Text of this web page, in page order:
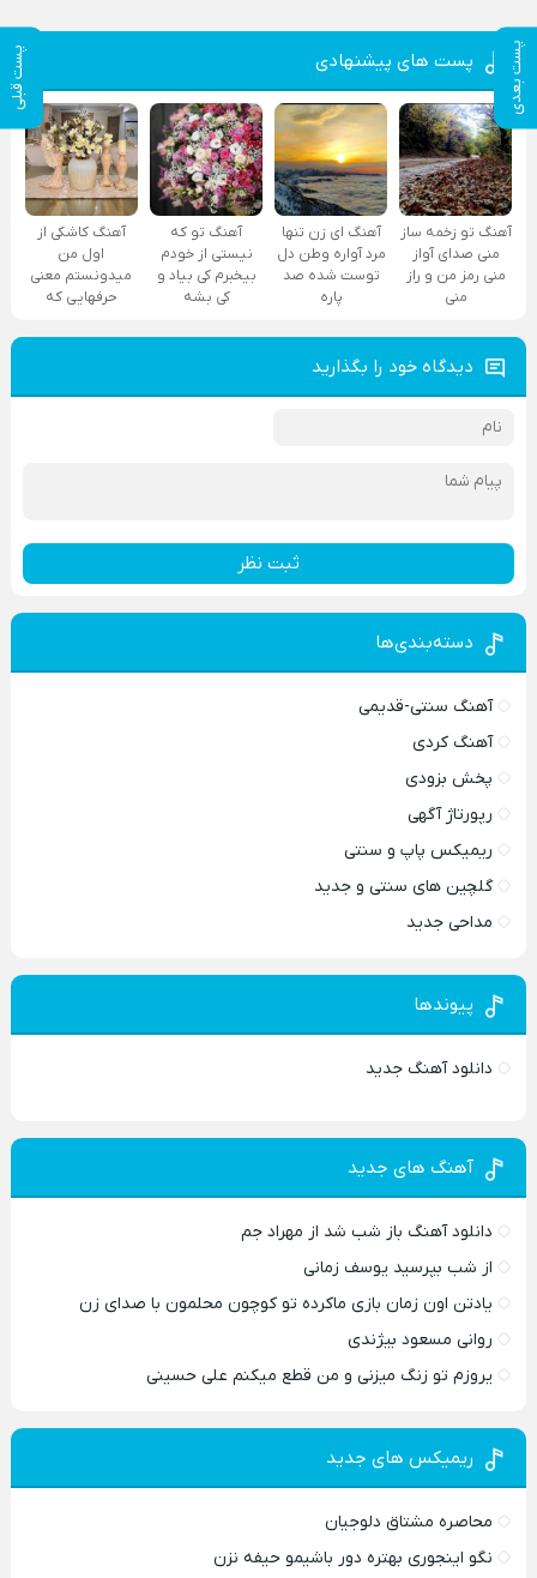
پست بعدی پست قبلی پست های پیشنهادی
آهنگ تو زخمه ساز
منی صدای آواز
منی رمز من و راز
منی
آهنگ ای زن تنها
مرد آواره وطن دل
توست شده صد
پاره
آهنگ تو که
نیستی از خودم
بیخبرم کی بیاد و
کی بشه
آهنگ کاشکی از
اول من
میدونستم معنی
حرفهایی که
دیدگاه خود را بگذارید
ثبت نظر
دسته‌بندی‌ها
آهنگ سنتی-قدیمی
آهنگ کردی
پخش بزودی
رپورتاژ آگهی
ریمیکس پاپ و سنتی
گلچین های سنتی و جدید
مداحی جدید
پیوندها
دانلود آهنگ جدید
آهنگ های جدید
دانلود آهنگ باز شب شد از مهراد جم
از شب بپرسید یوسف زمانی
یادتن اون زمان بازی ماکرده تو کوچون محلمون با صدای زن
روانی مسعود بیژندی
یروزم تو زنگ میزنی و من قطع میکنم علی حسینی
ریمیکس های جدید
محاصره مشتاق دلوجیان
نگو اینجوری بهتره دور باشیمو حیفه نزن